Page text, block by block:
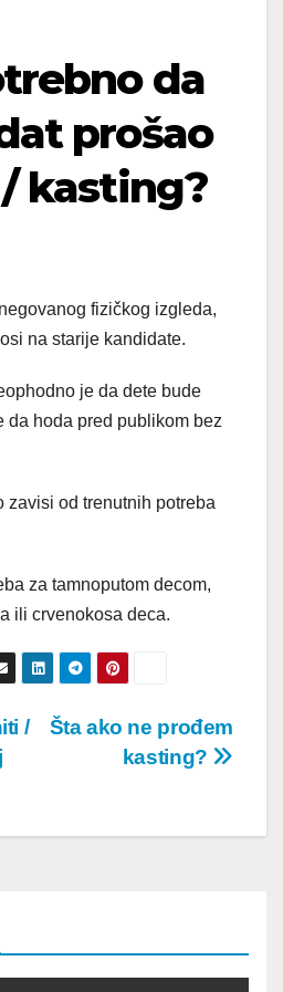
da
prošao
kasting?
fizičkog izgleda,
na starije kandidate.
je da dete bude
da hoda pred publikom bez
zavisi od trenutnih potreba
za tamnoputom decom,
ili crvenokosa deca.
Šta ako ne prođem
kasting?
/